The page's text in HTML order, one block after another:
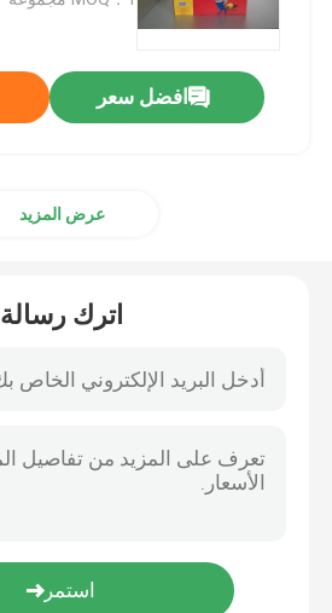
قطع غيار السيارات JMC
قطع غيار جاك
قرص القابض
افضل سعر
عرض المزيد
اترك رسالة